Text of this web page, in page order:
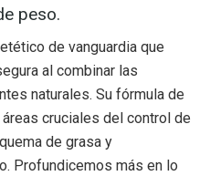
peso.
de vanguardia que
al combinar las
naturales. Su fórmula de
cruciales del control de
de grasa y
Profundicemos más en lo